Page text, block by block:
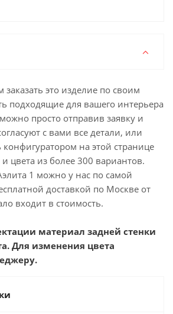
это изделие по своим
подходящие для вашего интерьера
просто отправив заявку и
с вами все детали, или
на этой странице
цвета из более 300 вариантов.
1 можно у нас по самой
доставкой по Москве от
входит в стоимость.
материал задней стенки
Для изменения цвета